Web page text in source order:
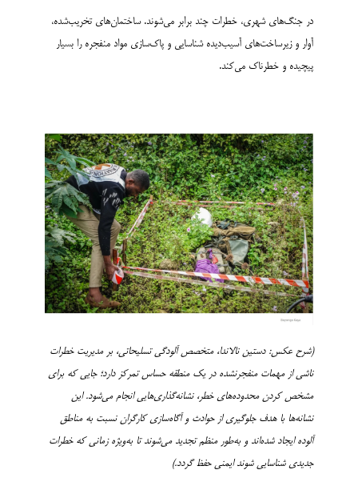
در جنگ‌های شهری، خطرات چند برابر می‌شوند. ساختمان‌های تخریب‌شده،
آوار و زیرساخت‌های آسیب‌دیده شناسایی و پاک‌سازی مواد منفجره را بسیار
پیچیده و خطرناک می‌کند.
(شرح عکس: دستین نالاندا، متخصص آلودگی‌ تسلیحاتی، بر مدیریت خطرات
ناشی از مهمات منفجرنشده در یک منطقه حساس تمرکز دارد؛ جایی که برای
مشخص کردن محدوده‌های خطر، نشانه‌گذاری‌هایی انجام می‌شود. این
نشانه‌ها با هدف جلوگیری از حوادث و آگاه‌سازی کارگران نسبت به مناطق
آلوده ایجاد شده‌اند و به‌طور منظم تجدید می‌شوند تا به‌ویژه زمانی که خطرات
جدیدی شناسایی شوند ایمنی حفظ گردد.)